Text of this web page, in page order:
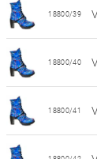
18800/39
18800/40
18800/41